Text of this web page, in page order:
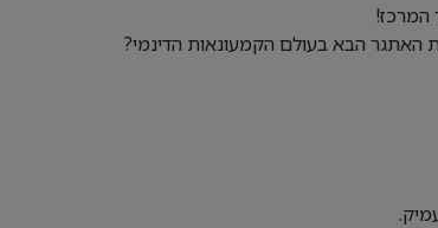
המרכז!
הבא בעולם הקמעונאות הדינמי?